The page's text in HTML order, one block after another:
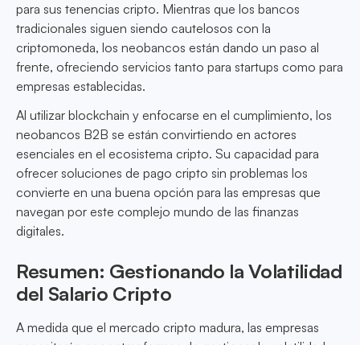
para sus tenencias cripto. Mientras que los bancos
tradicionales siguen siendo cautelosos con la
criptomoneda, los neobancos están dando un paso al
frente, ofreciendo servicios tanto para startups como para
empresas establecidas.
Al utilizar blockchain y enfocarse en el cumplimiento, los
neobancos B2B se están convirtiendo en actores
esenciales en el ecosistema cripto. Su capacidad para
ofrecer soluciones de pago cripto sin problemas los
convierte en una buena opción para las empresas que
navegan por este complejo mundo de las finanzas
digitales.
Resumen: Gestionando la Volatilidad
del Salario Cripto
A medida que el mercado cripto madura, las empresas